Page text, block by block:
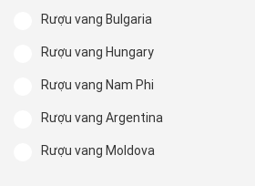
Rượu vang Bulgaria
Rượu vang Hungary
Rượu vang Nam Phi
Rượu vang Argentina
Rượu vang Moldova